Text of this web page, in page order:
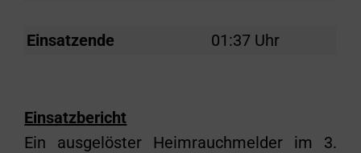
Einsatzende 01:37 Uhr
Einsatzbericht
Ein ausgelöster Heimrauchmelder im 3.